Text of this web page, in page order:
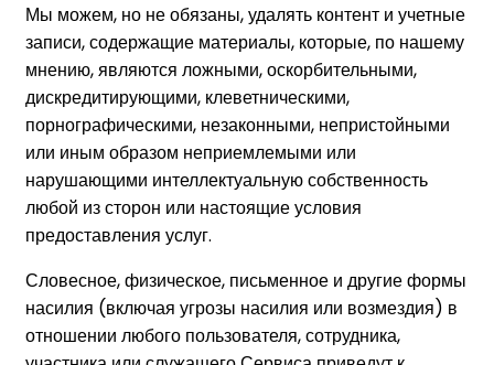
Мы можем, но не обязаны, удалять контент и учетные
записи, содержащие материалы, которые, по нашему
мнению, являются ложными, оскорбительными,
дискредитирующими, клеветническими,
порнографическими, незаконными, непристойными
или иным образом неприемлемыми или
нарушающими интеллектуальную собственность
любой из сторон или настоящие условия
предоставления услуг.
Словесное, физическое, письменное и другие формы
насилия (включая угрозы насилия или возмездия) в
отношении любого пользователя, сотрудника,